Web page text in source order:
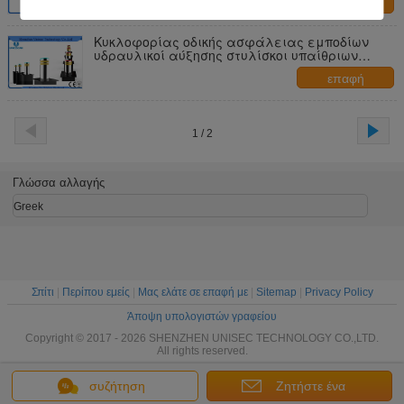
Κυκλοφορίας οδικής ασφάλειας εμποδίων
υδραυλικοί αύξησης στυλίσκοι υπαίθριων
σταθμών αυτοκινήτων στυλίσκων ανοξείδωτοι
επαφή
1 / 2
συζήτηση Ζητήστε ένα
Γλώσσα αλλαγής
Greek
Σπίτι Περίπου εμείς Μας ελάτε σε επαφή με| Sitemap
Privacy Policy
Άποψη υπολογιστών γραφείου
Copyright © 2017 - 2026 SHENZHEN UNISEC TECHNOLOGY CO.,LTD.
All rights reserved.